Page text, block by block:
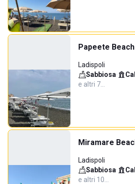
Papeete
Ladispoli
Sabbiosa·
e altri 7…
Miramare
Ladispoli
Sabbiosa·
e altri 10…